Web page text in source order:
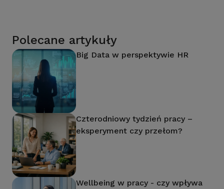
Polecane artykuły
Big Data w perspektywie HR
Czterodniowy tydzień pracy –
eksperyment czy przełom?
Wellbeing w pracy - czy wpływa